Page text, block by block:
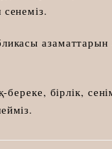
береке, бірлік,